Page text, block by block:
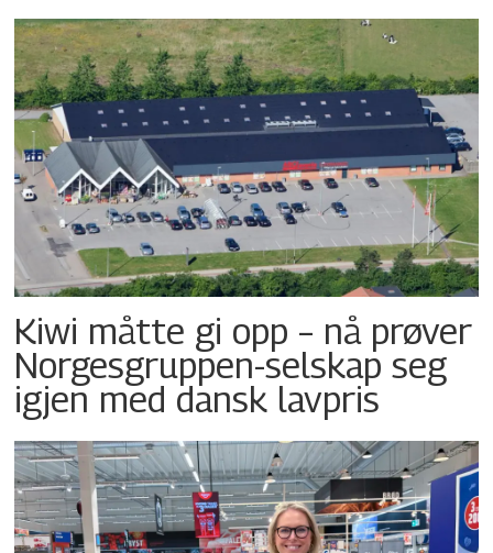
Kiwi måtte gi opp – nå prøver
Norgesgruppen-selskap seg
igjen med dansk lavpris